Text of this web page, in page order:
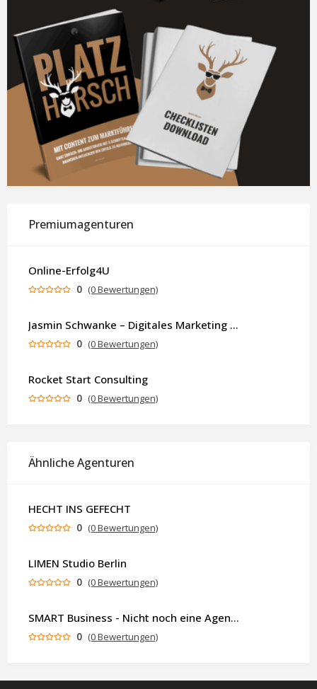
Premiumagenturen
Online-Erfolg4U
0 (0 Bewertungen)
Jasmin Schwanke – Digitales Marketing & KI-gestützte Contenterstellung
0 (0 Bewertungen)
Rocket Start Consulting
0 (0 Bewertungen)
Ähnliche Agenturen
HECHT INS GEFECHT
0 (0 Bewertungen)
LIMEN Studio Berlin
0 (0 Bewertungen)
SMART Business - Nicht noch eine Agentur. Sondern ein Partner, der dein Business als Ganzes denkt.
0 (0 Bewertungen)